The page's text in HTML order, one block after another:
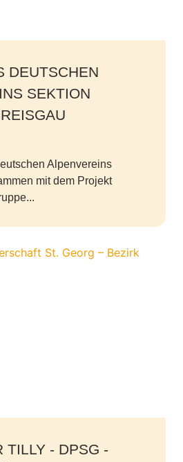
DEUTSCHEN
SEKTION
Alpenvereins
mit dem Projekt
TILLY - DPSG -